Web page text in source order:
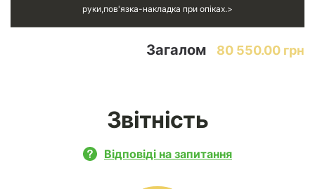
руки,пов'язка-накладка при опіках.
Загалом 80 550.00 грн
Звітність
Відповіді на запитання